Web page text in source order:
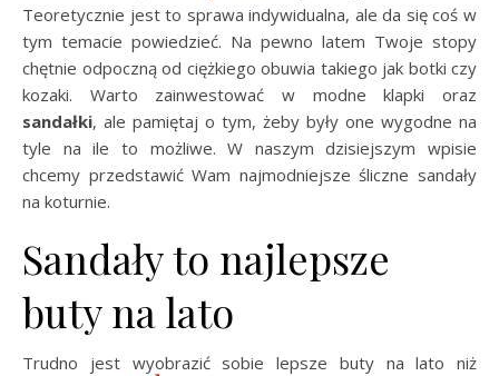
Teoretycznie jest to sprawa indywidualna, ale da się coś w
tym temacie powiedzieć. Na pewno latem Twoje stopy
chętnie odpoczną od ciężkiego obuwia takiego jak botki czy
kozaki. Warto zainwestować w modne klapki oraz
sandałki, ale pamiętaj o tym, żeby były one wygodne na
tyle na ile to możliwe. W naszym dzisiejszym wpisie
chcemy przedstawić Wam najmodniejsze śliczne sandały
na koturnie.
Sandały to najlepsze
buty na lato
Trudno jest wyobrazić sobie lepsze buty na lato niż